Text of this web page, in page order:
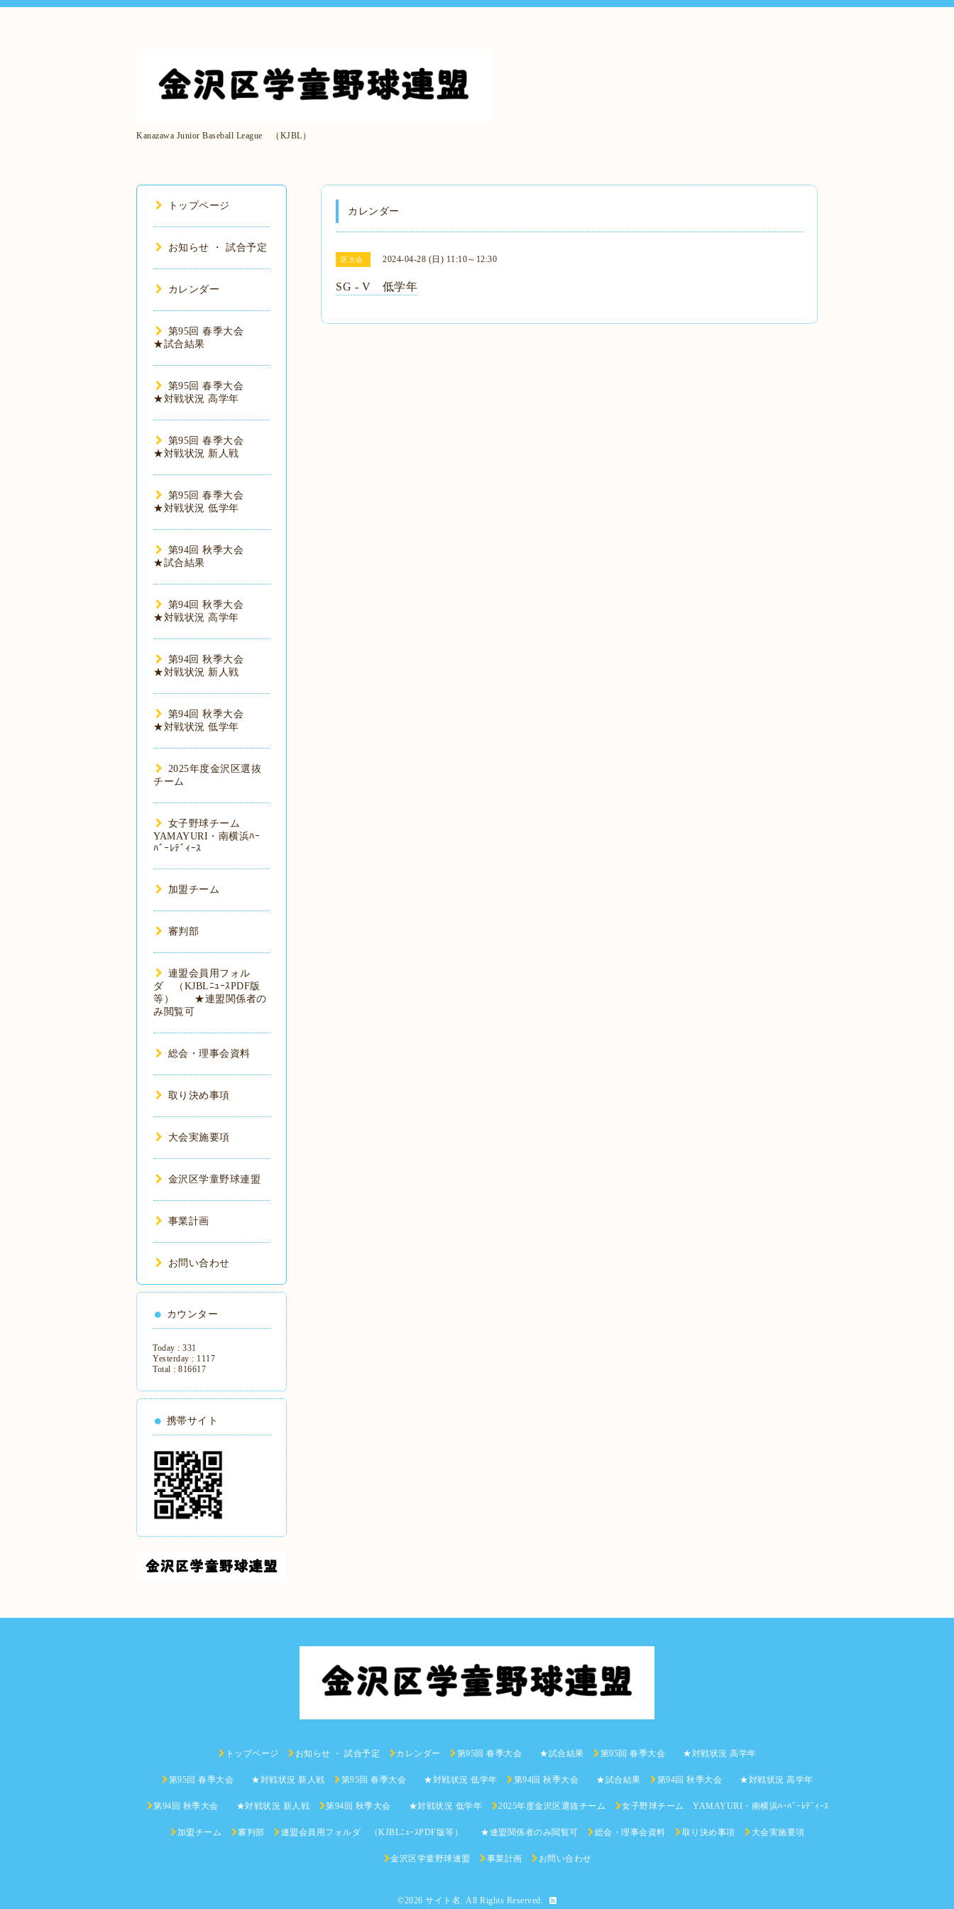
Kanazawa Junior Baseball League （KJBL）
カレンダー
区大会 2024-04-28 (日) 11:10～12:30
SG - V 低学年
トップページ
お知らせ ・ 試合予定
カレンダー
第95回 春季大会
★試合結果
第95回 春季大会
★対戦状況 高学年
第95回 春季大会
★対戦状況 新人戦
第95回 春季大会
★対戦状況 低学年
第94回 秋季大会
★試合結果
第94回 秋季大会
★対戦状況 高学年
第94回 秋季大会
★対戦状況 新人戦
第94回 秋季大会
★対戦状況 低学年
2025年度金沢区選抜
チーム
女子野球チーム
YAMAYURI・南横浜ﾊｰ
ﾊﾞｰﾚﾃﾞｨｰｽ
加盟チーム
審判部
連盟会員用フォル
ダ （KJBLﾆｭｰｽPDF版
等） ★連盟関係者の
み閲覧可
総会・理事会資料
取り決め事項
大会実施要項
金沢区学童野球連盟
事業計画
お問い合わせ
カウンター
Today : 331
Yesterday : 1117
Total : 816617
携帯サイト
トップページ お知らせ ・ 試合予定 カレンダー 第95回 春季大会 ★試合結果 第95回 春季大会 ★対戦状況 高学年
第95回 春季大会 ★対戦状況 新人戦 第95回 春季大会 ★対戦状況 低学年 第94回 秋季大会 ★試合結果 第94回 秋季大会 ★対戦状況 高学年
第94回 秋季大会 ★対戦状況 新人戦 第94回 秋季大会 ★対戦状況 低学年 2025年度金沢区選抜チーム 女子野球チーム YAMAYURI・南横浜ﾊｰﾊﾞｰﾚﾃﾞｨｰｽ
加盟チーム 審判部 連盟会員用フォルダ （KJBLﾆｭｰｽPDF版等） ★連盟関係者のみ閲覧可 総会・理事会資料 取り決め事項 大会実施要項
金沢区学童野球連盟 事業計画 お問い合わせ
©2026 サイト名 . All Rights Reserved.